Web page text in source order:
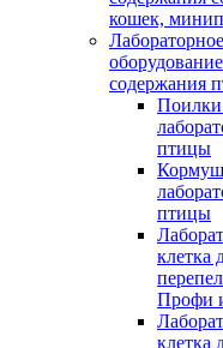
кошек,
Лабораторное
содержания
Поилки
птицы
птицы
клетка
Профи
клетка